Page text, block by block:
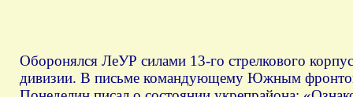
Оборонялся ЛеУР силами 13-го стрелкового
дивизии. В письме командующему Южным